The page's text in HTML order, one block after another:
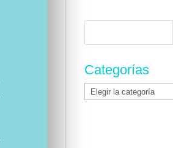
Buscar:
Categorías
Categorías